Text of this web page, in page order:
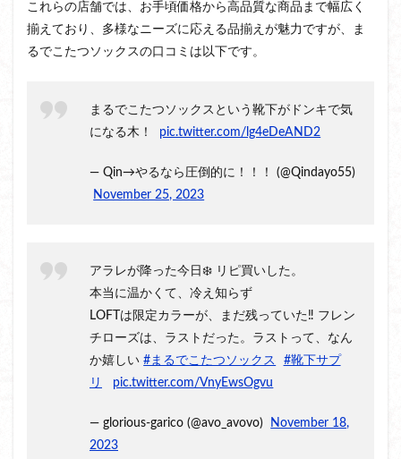
これらの店舗では、お手頃価格から高品質な商品まで幅広く
揃えており、多様なニーズに応える品揃えが魅力ですが、ま
るでこたつソックスの口コミは以下です。
まるでこたつソックスという靴下がドンキで気
になる木！
pic.twitter.com/lg4eDeAND2
— Qin→やるなら圧倒的に！！！ (@Qindayo55)
November 25, 2023
アラレが降った今日❄️ リピ買いした。
本当に温かくて、冷え知らず
LOFTは限定カラーが、まだ残っていた‼️ フレン
チローズは、ラストだった。ラストって、なん
か嬉しい #まるでこたつソックス
#靴下サプ
リ
pic.twitter.com/VnyEwsOgvu
— glorious-garico (@avo_avovo)
November 18,
2023